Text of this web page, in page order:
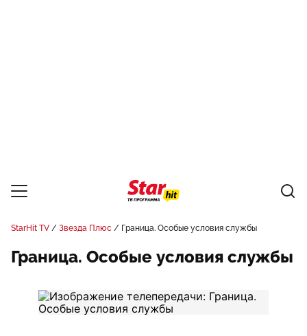
StarHit TV Звезда Плюс Граница. Особые условия службы
Граница. Особые условия службы